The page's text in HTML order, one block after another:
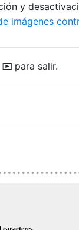
y
imágenes
K para salir.